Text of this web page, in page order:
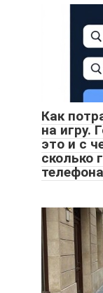
Как
на игру.
это и с
сколько
телефона